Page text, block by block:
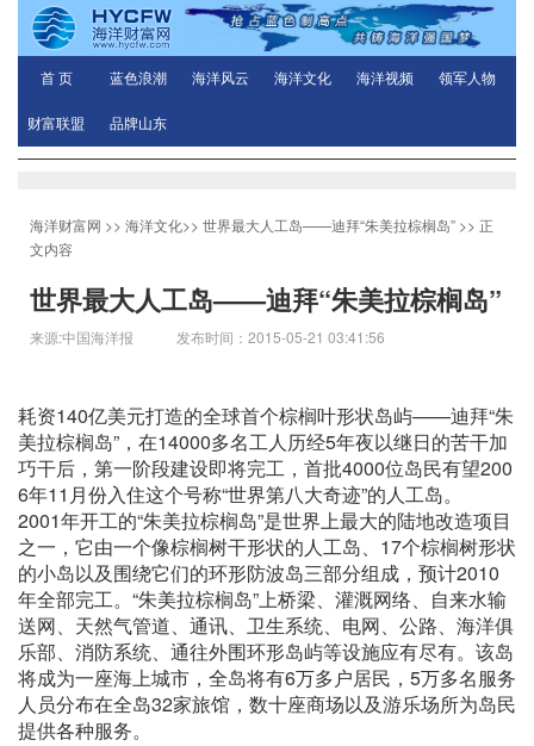
首 页 蓝色浪潮 海洋风云 海洋文化 海洋视频 领军人物
财富联盟 品牌山东
海洋财富网 >> 海洋文化>> 世界最大人工岛——迪拜“朱美拉棕榈岛” >> 正
文内容
世界最大人工岛——迪拜“朱美拉棕榈岛”
来源:中国海洋报 发布时间：2015-05-21 03:41:56
耗资140亿美元打造的全球首个棕榈叶形状岛屿——迪拜“朱
美拉棕榈岛”，在14000多名工人历经5年夜以继日的苦干加
巧干后，第一阶段建设即将完工，首批4000位岛民有望200
6年11月份入住这个号称“世界第八大奇迹”的人工岛。
2001年开工的“朱美拉棕榈岛”是世界上最大的陆地改造项目
之一，它由一个像棕榈树干形状的人工岛、17个棕榈树形状
的小岛以及围绕它们的环形防波岛三部分组成，预计2010
年全部完工。“朱美拉棕榈岛”上桥梁、灌溉网络、自来水输
送网、天然气管道、通讯、卫生系统、电网、公路、海洋俱
乐部、消防系统、通往外围环形岛屿等设施应有尽有。该岛
将成为一座海上城市，全岛将有6万多户居民，5万多名服务
人员分布在全岛32家旅馆，数十座商场以及游乐场所为岛民
提供各种服务。